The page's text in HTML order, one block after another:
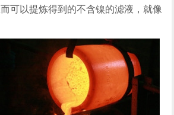
可以提炼得到的不含镍的滤液，就像